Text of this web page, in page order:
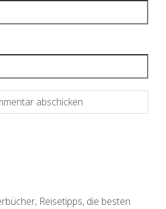
Reisetipps, die besten